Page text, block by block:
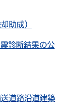
助成）
診断結果の公
道路沿道建築